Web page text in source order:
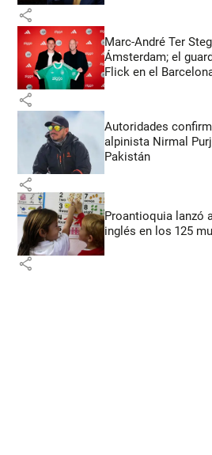
share
Marc-André Ter
Ámsterdam; el
Flick en el
share
Autoridades
alpinista Nirmal
Pakistán
share
Proantioquia lanzó
inglés en los 125
share